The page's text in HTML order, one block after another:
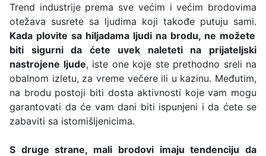
Trend industrije prema sve većim i većim brodovima
otežava susrete sa ljudima koji takođe putuju sami.
Kada plovite sa hiljadama ljudi na brodu, ne možete
biti sigurni da ćete uvek naleteti na prijateljski
nastrojene ljude, iste one koje ste prethodno sreli na
obalnom izletu, za vreme večere ili u kazinu. Međutim,
na brodu postoji biti dosta aktivnosti koje vam mogu
garantovati da će vam dani biti ispunjeni i da ćete se
zabaviti sa istomišljenicima.
S druge strane, mali brodovi imaju tendenciju da